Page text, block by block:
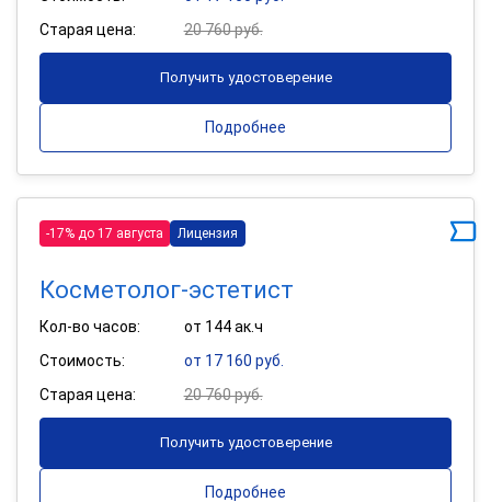
Старая цена:
20 760 руб.
Получить удостоверение
Подробнее
-17% до 17 августа Лицензия
Косметолог-эстетист
Кол-во часов:
от 144 ак.ч
Стоимость:
от 17 160 руб.
Старая цена:
20 760 руб.
Получить удостоверение
Подробнее